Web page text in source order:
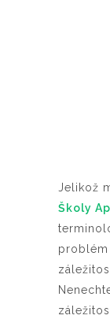
Jelikož
Školy